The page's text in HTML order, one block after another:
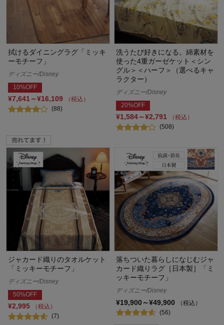
拭けるダイニングラグ「ミッキ
ーモチーフ」
ディズニー/Disney
10%OFF
¥7,641～¥16,109
（税込）
(88)
洗うたび好きになる。綿素材を
使った4重ガーゼケット＜シン
グル＞＜ハーフ＞（選べるキャ
ラクター）
ディズニー/Disney
20%OFF
¥1,584～¥2,791
（税込）
(508)
ジャカード織りのタオルケット
「ミッキーモチーフ」
ディズニー/Disney
50%OFF
¥2,995
（税込）
(7)
落ちついた暮らしになじむジャ
カード織りラグ［日本製］「ミ
ッキーモチーフ」
ディズニー/Disney
¥19,900～¥49,900
（税込）
(56)